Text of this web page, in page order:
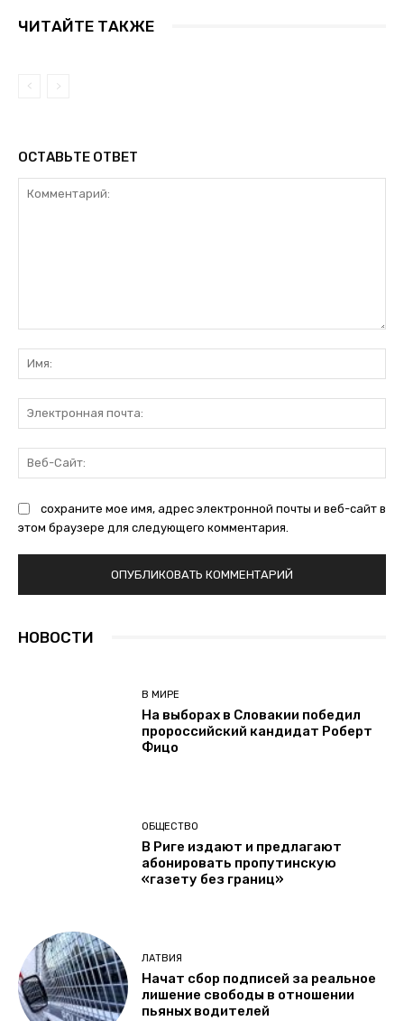
ЧИТАЙТЕ ТАКЖЕ
ОСТАВЬТЕ ОТВЕТ
сохраните мое имя, адрес электронной почты и веб-сайт в
этом браузере для следующего комментария.
НОВОСТИ
В МИРЕ
На выборах в Словакии победил
пророссийский кандидат Роберт
Фицо
ОБЩЕСТВО
В Риге издают и предлагают
абонировать пропутинскую
«газету без границ»
ЛАТВИЯ
Начат сбор подписей за реальное
лишение свободы в отношении
пьяных водителей